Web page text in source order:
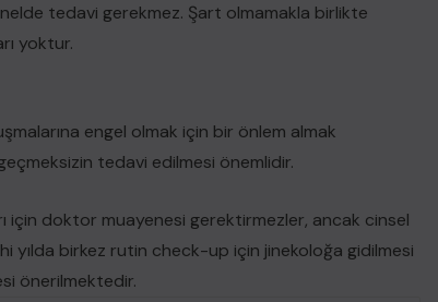
tedavi gerekmez. Şart olmamakla birlikte
yoktur.
engel olmak için bir önlem almak
tedavi edilmesi önemlidir.
için doktor muayenesi gerektirmezler, ancak cinsel
yılda birkez rutin check-up için jinekoloğa gidilmesi
önerilmektedir.